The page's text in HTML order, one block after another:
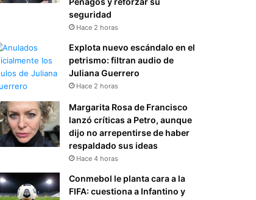
seguridad
Hace 2 horas
Explota nuevo escándalo en el
petrismo: filtran audio de
Juliana Guerrero
Hace 2 horas
Margarita Rosa de Francisco
lanzó críticas a Petro, aunque
dijo no arrepentirse de haber
respaldado sus ideas
Hace 4 horas
Conmebol le planta cara a la
FIFA: cuestiona a Infantino y